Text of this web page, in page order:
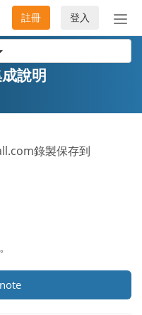
切
換
登入
註冊
說明
錄製保存到